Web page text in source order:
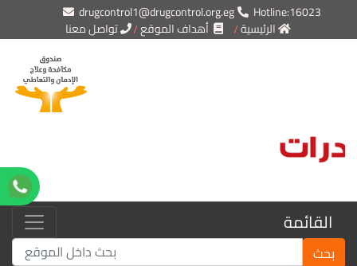
drugcontrol1@drugcontrol.org.eg
Hotline:16023
الرئيسية
أهداف الموقع تواصل معنا
القائمة
بحث